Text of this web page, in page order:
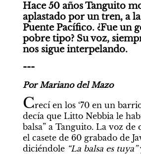
Hace 50 años Tanguito
aplastado por un tren, a
Puente Pacífico. ¿Fue un
pobre tipo? Su voz,
nos sigue interpelando.
---
Por Mariano del Mazo
Crecí en los ‘70 en un
decía que Litto Nebbia le
balsa” a Tanguito. La voz de
el casete de 60 grabado de
diciéndole “La balsa es tuya”